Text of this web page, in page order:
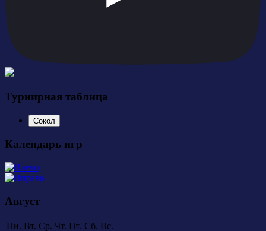
Турнирная таблица
Сокол
Календарь игр
Август
Пн. Вт. Ср. Чт. Пт. Сб. Вс.